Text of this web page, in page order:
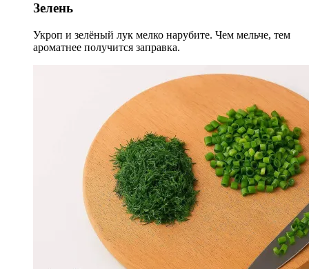
Зелень
Укроп и зелёный лук мелко нарубите. Чем мельче, тем
ароматнее получится заправка.